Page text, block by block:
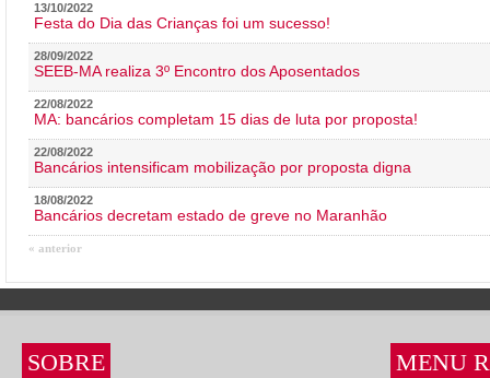
13/10/2022
Festa do Dia das Crianças foi um sucesso!
28/09/2022
SEEB-MA realiza 3º Encontro dos Aposentados
22/08/2022
MA: bancários completam 15 dias de luta por proposta!
22/08/2022
Bancários intensificam mobilização por proposta digna
18/08/2022
Bancários decretam estado de greve no Maranhão
« anterior
SOBRE MENU